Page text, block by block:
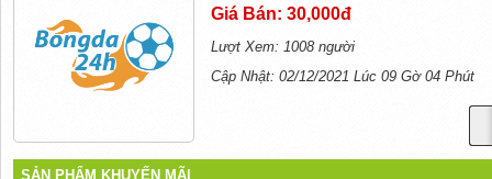
Giá Bán: 30,000đ
Lượt Xem: 1008 người
Cập Nhật: 02/12/2021 Lúc 09 Gờ 04 Phút
SẢN PHẨM KHUYẾN MÃI